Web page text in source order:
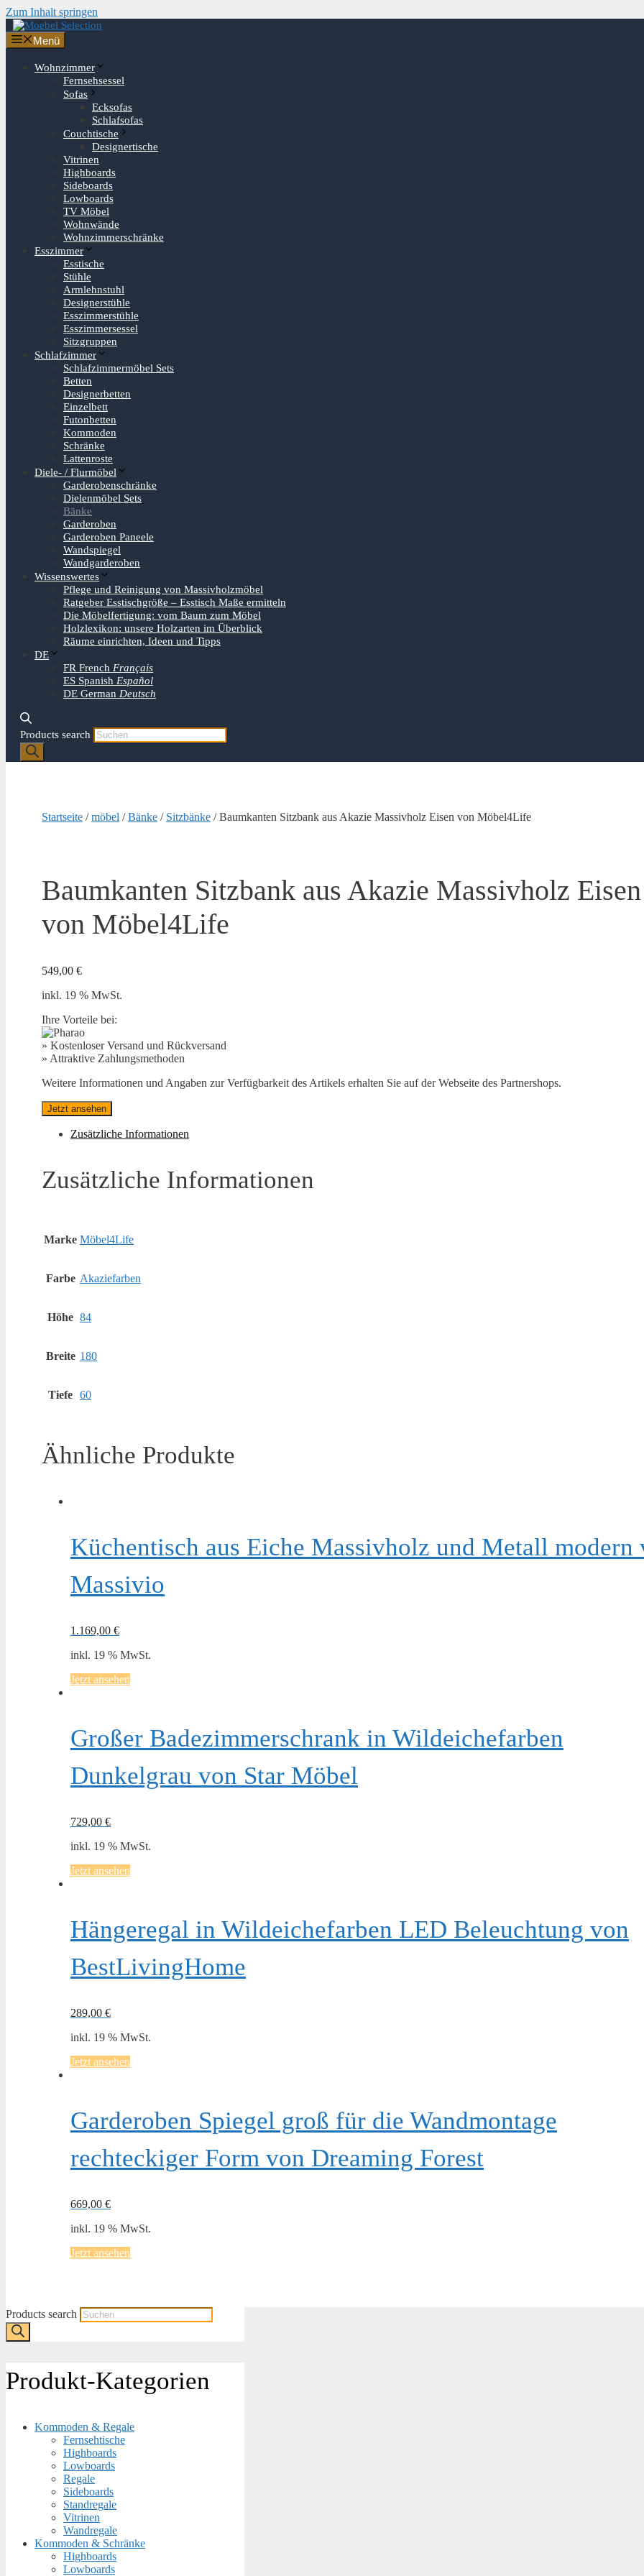
Zum Inhalt springen
Menü
Wohnzimmer
Fernsehsessel
Sofas
Ecksofas
Schlafsofas
Couchtische
Designertische
Vitrinen
Highboards
Sideboards
Lowboards
TV Möbel
Wohnwände
Wohnzimmerschränke
Esszimmer
Esstische
Stühle
Armlehnstuhl
Designerstühle
Esszimmerstühle
Esszimmersessel
Sitzgruppen
Schlafzimmer
Schlafzimmermöbel Sets
Betten
Designerbetten
Einzelbett
Futonbetten
Kommoden
Schränke
Lattenroste
Diele- / Flurmöbel
Garderobenschränke
Dielenmöbel Sets
Bänke
Garderoben
Garderoben Paneele
Wandspiegel
Wandgarderoben
Wissenswertes
Pflege und Reinigung von Massivholzmöbel
Ratgeber Esstischgröße – Esstisch Maße ermitteln
Die Möbelfertigung: vom Baum zum Möbel
Holzlexikon: unsere Holzarten im Überblick
Räume einrichten, Ideen und Tipps
DE
FR French Français
ES Spanish Español
DE German Deutsch
Products search
Startseite /möbel /Bänke / Sitzbänke / Baumkanten Sitzbank aus Akazie Massivholz Eisen von Möbel4Life
Baumkanten Sitzbank aus Akazie Massivholz Eisen
von Möbel4Life
549,00 €
inkl. 19 % MwSt.
Ihre Vorteile bei:
» Kostenloser Versand und Rückversand
» Attraktive Zahlungsmethoden
Weitere Informationen und Angaben zur Verfügbarkeit des Artikels erhalten Sie auf der Webseite des Partnershops.
Jetzt ansehen
Zusätzliche Informationen
Zusätzliche Informationen
Marke Möbel4Life
Farbe Akaziefarben
Höhe 84
Breite 180
Tiefe 60
Ähnliche Produkte
Küchentisch aus Eiche Massivholz und Metall modern
Massivio
1.169,00 €
inkl. 19 % MwSt.
Jetzt ansehen
Großer Badezimmerschrank in Wildeichefarben
Dunkelgrau von Star Möbel
729,00 €
inkl. 19 % MwSt.
Jetzt ansehen
Hängeregal in Wildeichefarben LED Beleuchtung von
BestLivingHome
289,00 €
inkl. 19 % MwSt.
Jetzt ansehen
Garderoben Spiegel groß für die Wandmontage
rechteckiger Form von Dreaming Forest
669,00 €
inkl. 19 % MwSt.
Jetzt ansehen
Products search
Produkt-Kategorien
Kommoden & Regale
Fernsehtische
Highboards
Lowboards
Regale
Sideboards
Standregale
Vitrinen
Wandregale
Kommoden & Schränke
Highboards
Lowboards